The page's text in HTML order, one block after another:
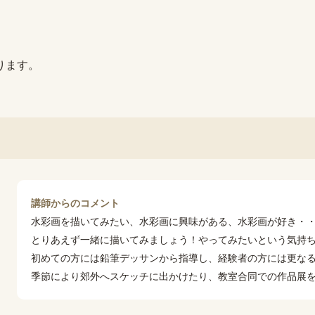
す。
講師からのコメント
水彩画を描いてみたい、水彩画に興味がある、水彩画が好き・
とりあえず一緒に描いてみましょう！やってみたいという気持
初めての方には鉛筆デッサンから指導し、経験者の方には更な
季節により郊外へスケッチに出かけたり、教室合同での作品展